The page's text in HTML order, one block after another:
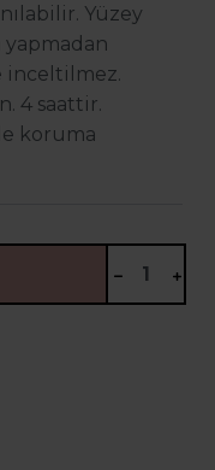
Yüzey
inceltilmez.
4 saattir.
koruma